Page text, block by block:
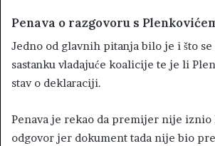
Penava o razgovoru s
Jedno od glavnih pitanja bilo je i što se
sastanku vladajuće koalicije te je li
stav o deklaraciji.
Penava je rekao da premijer nije
odgovor jer dokument tada nije bio